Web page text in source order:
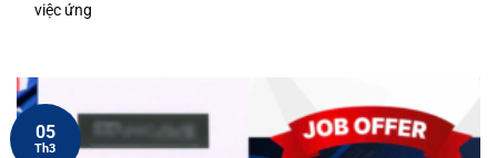
việc ứng
05
Th3